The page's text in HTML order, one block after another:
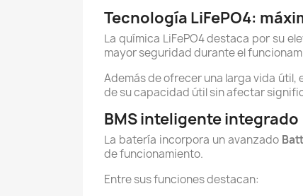
Tecnología LiFePO4:
La química LiFePO4 destaca por su
mayor seguridad durante el
Además de ofrecer una larga vida
de su capacidad útil sin afectar
BMS inteligente integrado
La batería incorpora un avanzado
de funcionamiento.
Entre sus funciones destacan: